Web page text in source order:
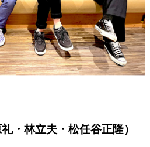
・林立夫・松任谷正隆）